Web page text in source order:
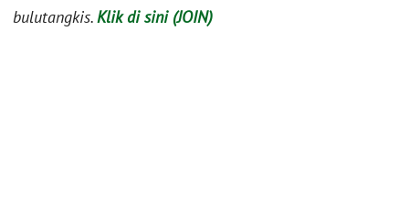
bulutangkis.Klik di sini (JOIN)